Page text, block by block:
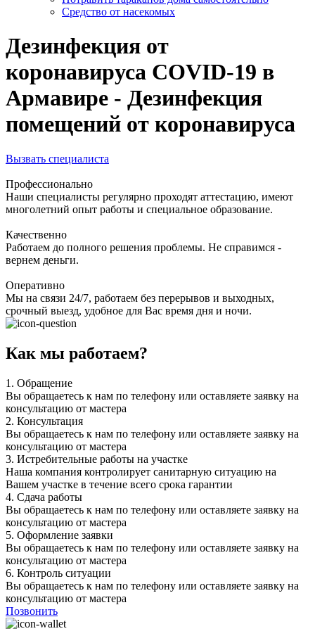
Средство от насекомых
Дезинфекция от
коронавируса COVID-19 в
Армавире - Дезинфекция
помещений от коронавируса
Вызвать специалиста
Профессионально
Наши специалисты регулярно проходят аттестацию, имеют
многолетний опыт работы и специальное образование.
Качественно
Работаем до полного решения проблемы. Не справимся -
вернем деньги.
Оперативно
Мы на связи 24/7, работаем без перерывов и выходных,
срочный выезд, удобное для Вас время дня и ночи.
Как мы работаем?
1. Обращение
Вы обращаетесь к нам по телефону или оставляете заявку на
консультацию от мастера
2. Консультация
Вы обращаетесь к нам по телефону или оставляете заявку на
консультацию от мастера
3. Истребительные работы на участке
Наша компания контролирует санитарную ситуацию на
Вашем участке в течение всего срока гарантии
4. Сдача работы
Вы обращаетесь к нам по телефону или оставляете заявку на
консультацию от мастера
5. Оформление заявки
Вы обращаетесь к нам по телефону или оставляете заявку на
консультацию от мастера
6. Контроль ситуации
Вы обращаетесь к нам по телефону или оставляете заявку на
консультацию от мастера
Позвонить